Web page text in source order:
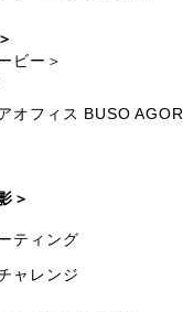
ビー＞
オフィス BUSO
＞
ティング
ャレンジ